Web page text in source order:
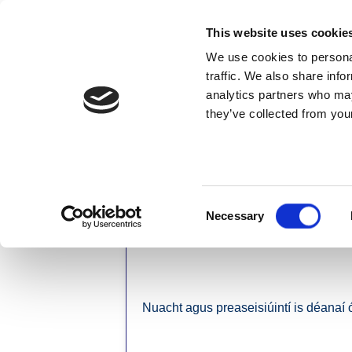
This website uses
We use cookies to
traffic. We also share
analytics partners who
they’ve collected from
Necessary
MAIDIR
Baile
Nuacht agus preaseisiúintí is déanaí